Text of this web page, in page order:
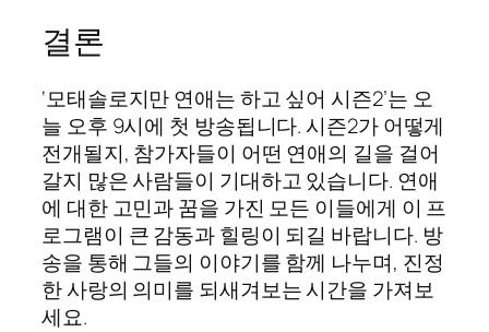
결론
‘모태솔로지만 연애는 하고 싶어 시즌2’는 오
늘 오후 9시에 첫 방송됩니다. 시즌2가 어떻게
전개될지, 참가자들이 어떤 연애의 길을 걸어
갈지 많은 사람들이 기대하고 있습니다. 연애
에 대한 고민과 꿈을 가진 모든 이들에게 이 프
로그램이 큰 감동과 힐링이 되길 바랍니다. 방
송을 통해 그들의 이야기를 함께 나누며, 진정
한 사랑의 의미를 되새겨보는 시간을 가져보
세요.